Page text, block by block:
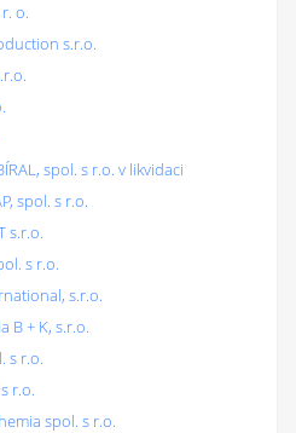
r. o.
s.r.o.
spol. s r.o. v likvidaci
spol. s r.o.
s.r.o.
s r.o.
s.r.o.
B + K, s.r.o.
s r.o.
r.o.
spol. s r.o.